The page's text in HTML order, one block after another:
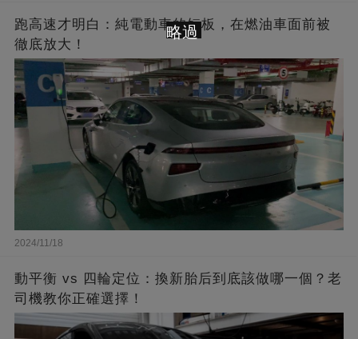
跑高速才明白：純電動車的短板，在燃油車面前被
徹底放大！
2024/11/18
動平衡 vs 四輪定位：換新胎后到底該做哪一個？老
司機教你正確選擇！
略過